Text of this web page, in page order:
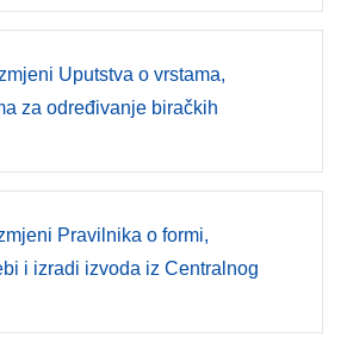
Uputstva o vrstama,
za određivanje biračkih
Pravilnika o formi,
i izradi izvoda iz Centralnog